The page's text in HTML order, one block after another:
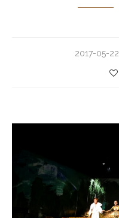
2017-05-22